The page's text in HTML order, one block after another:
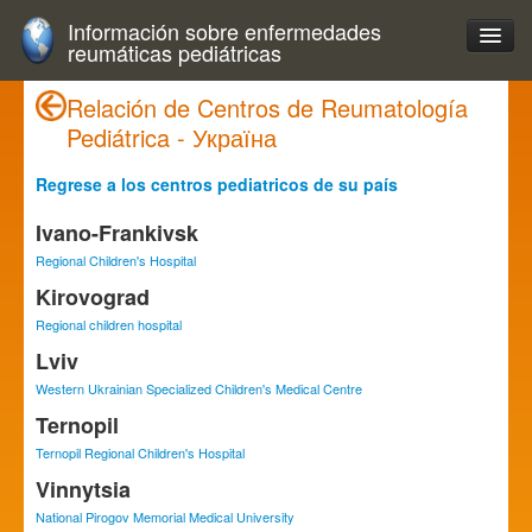
Información sobre enfermedades
reumáticas pediátricas
Relación de Centros de Reumatología
Pediátrica - Україна
Regrese a los centros pediatricos de su país
Ivano-Frankivsk
Regional Children's Hospital
Kirovograd
Regional children hospital
Lviv
Western Ukrainian Specialized Children's Medical Centre
Ternopil
Ternopil Regional Children's Hospital
Vinnytsia
National Pirogov Memorial Medical University